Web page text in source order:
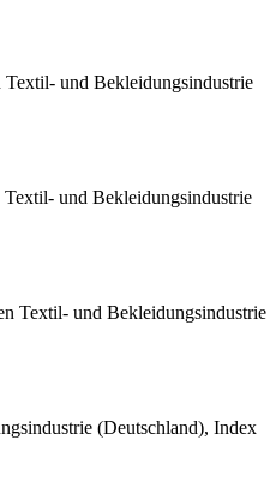
Textil- und Bekleidungsindustrie
Textil- und Bekleidungsindustrie
Textil- und Bekleidungsindustrie
(Deutschland), Index